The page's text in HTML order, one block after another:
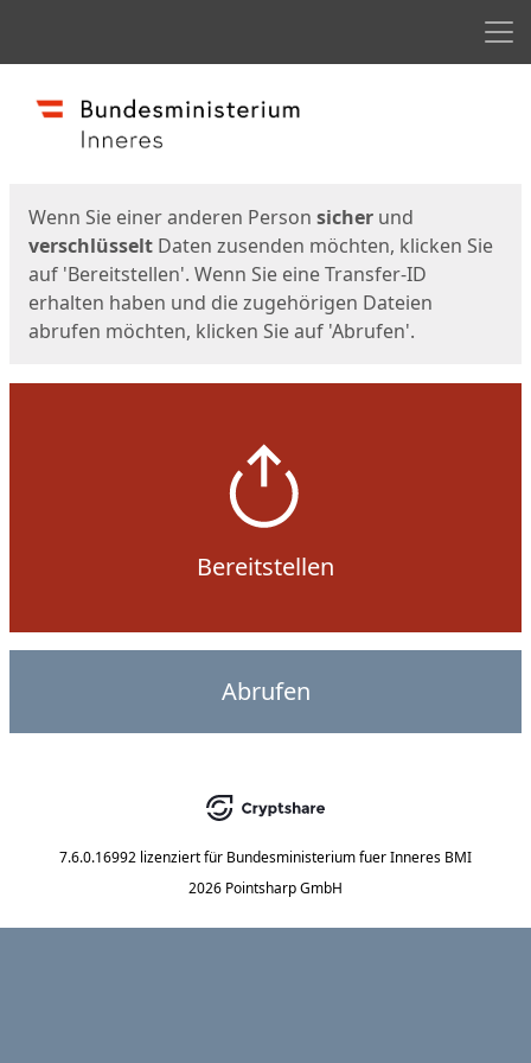
Start
Wenn Sie einer anderen Person sicher und
verschlüsselt Daten zusenden möchten, klicken Sie
auf 'Bereitstellen'. Wenn Sie eine Transfer-ID
erhalten haben und die zugehörigen Dateien
abrufen möchten, klicken Sie auf 'Abrufen'.
Bereitstellen
Abrufen
7.6.0.16992 lizenziert für Bundesministerium fuer Inneres BMI
2026 Pointsharp GmbH